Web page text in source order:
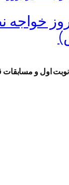
خواجه
نوبت اول و